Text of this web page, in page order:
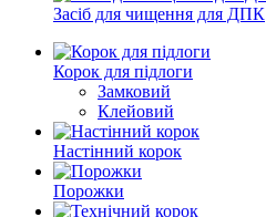
Засіб для чищення для ДПК
Корок для підлоги
Замковий
Клейовий
Настінний корок
Порожки